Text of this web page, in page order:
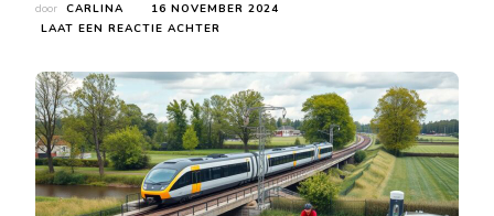
door CARLINA
16 NOVEMBER 2024
LAAT EEN REACTIE ACHTER
VERVOER
EN
AUTO’S:
DUURZAME
MOBILITEIT